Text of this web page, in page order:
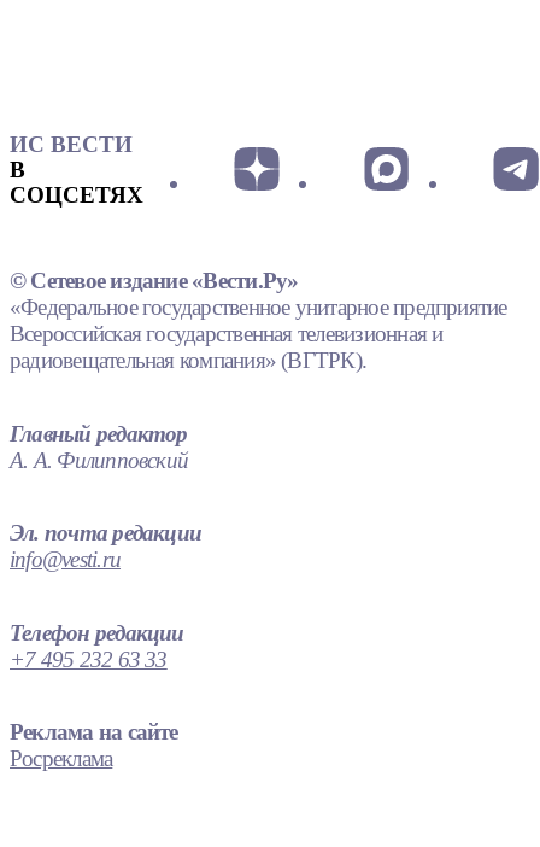
ИС ВЕСТИ
В
СОЦСЕТЯХ
© Сетевое издание «Вести.Ру»
«Федеральное государственное унитарное предприятие
Всероссийская государственная телевизионная и
радиовещательная компания» (ВГТРК).
Главный редактор
А. А. Филипповский
Эл. почта редакции
info@vesti.ru
Телефон редакции
+7 495 232 63 33
Реклама на сайте
Росреклама